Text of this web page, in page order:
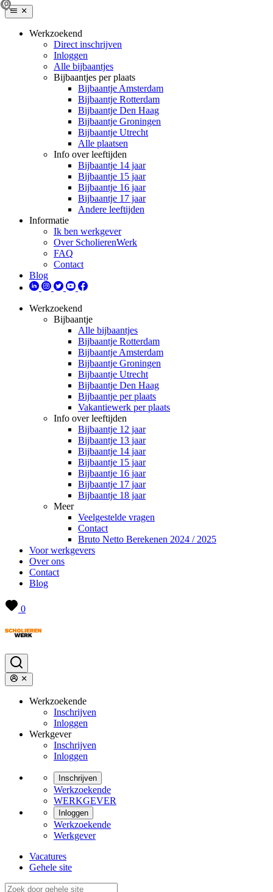
Werkzoekend
Direct inschrijven
Inloggen
Alle bijbaantjes
Bijbaantjes per plaats
Bijbaantje Amsterdam
Bijbaantje Rotterdam
Bijbaantje Den Haag
Bijbaantje Groningen
Bijbaantje Utrecht
Alle plaatsen
Info over leeftijden
Bijbaantje 14 jaar
Bijbaantje 15 jaar
Bijbaantje 16 jaar
Bijbaantje 17 jaar
Andere leeftijden
Informatie
Ik ben werkgever
Over ScholierenWerk
FAQ
Contact
Blog
Werkzoekend
Bijbaantje
Alle bijbaantjes
Bijbaantje Rotterdam
Bijbaantje Amsterdam
Bijbaantje Groningen
Bijbaantje Utrecht
Bijbaantje Den Haag
Bijbaantje per plaats
Vakantiewerk per plaats
Info over leeftijden
Bijbaantje 12 jaar
Bijbaantje 13 jaar
Bijbaantje 14 jaar
Bijbaantje 15 jaar
Bijbaantje 16 jaar
Bijbaantje 17 jaar
Bijbaantje 18 jaar
Meer
Veelgestelde vragen
Contact
Bruto Netto Berekenen 2024 / 2025
Voor werkgevers
Over ons
Contact
Blog
0
Werkzoekende
Inschrijven
Inloggen
Werkgever
Inschrijven
Inloggen
Inschrijven
Werkzoekende
WERKGEVER
Inloggen
Werkzoekende
Werkgever
Vacatures
Gehele site